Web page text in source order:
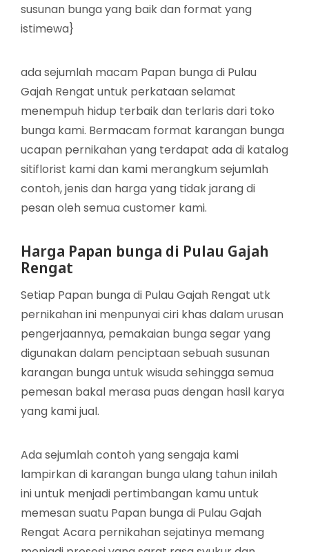
susunan bunga yang baik dan format yang
istimewa}
ada sejumlah macam Papan bunga di Pulau
Gajah Rengat untuk perkataan selamat
menempuh hidup terbaik dan terlaris dari toko
bunga kami. Bermacam format karangan bunga
ucapan pernikahan yang terdapat ada di katalog
sitiflorist kami dan kami merangkum sejumlah
contoh, jenis dan harga yang tidak jarang di
pesan oleh semua customer kami.
Harga Papan bunga di Pulau Gajah
Rengat
Setiap Papan bunga di Pulau Gajah Rengat utk
pernikahan ini menpunyai ciri khas dalam urusan
pengerjaannya, pemakaian bunga segar yang
digunakan dalam penciptaan sebuah susunan
karangan bunga untuk wisuda sehingga semua
pemesan bakal merasa puas dengan hasil karya
yang kami jual.
Ada sejumlah contoh yang sengaja kami
lampirkan di karangan bunga ulang tahun inilah
ini untuk menjadi pertimbangan kamu untuk
memesan suatu Papan bunga di Pulau Gajah
Rengat Acara pernikahan sejatinya memang